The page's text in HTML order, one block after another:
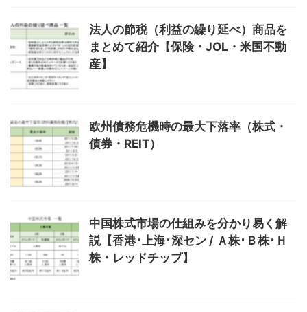
法人の節税（利益の繰り延べ）商品を
まとめて紹介【保険・JOL・米国不動
産】
欧州債務危機時の最大下落率（株式・
債券・REIT）
中国株式市場の仕組みを分かり易く解
説【香港･上海･深セン / Ａ株･Ｂ株･Ｈ
株・レッドチップ】